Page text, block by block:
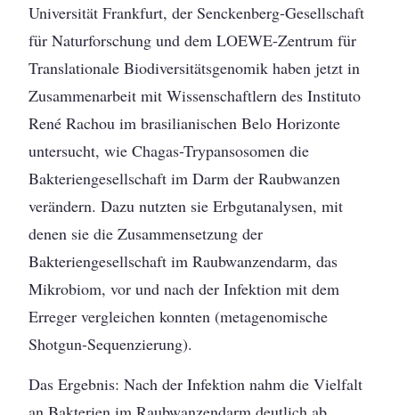
Universität Frankfurt, der Senckenberg-Gesellschaft
für Naturforschung und dem LOEWE-Zentrum für
Translationale Biodiversitätsgenomik haben jetzt in
Zusammenarbeit mit Wissenschaftlern des Instituto
René Rachou im brasilianischen Belo Horizonte
untersucht, wie Chagas-Trypansosomen die
Bakteriengesellschaft im Darm der Raubwanzen
verändern. Dazu nutzten sie Erbgutanalysen, mit
denen sie die Zusammensetzung der
Bakteriengesellschaft im Raubwanzendarm, das
Mikrobiom, vor und nach der Infektion mit dem
Erreger vergleichen konnten (metagenomische
Shotgun-Sequenzierung).
Das Ergebnis: Nach der Infektion nahm die Vielfalt